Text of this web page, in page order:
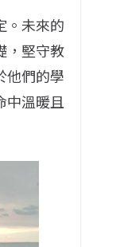
。未來的
，堅守教
他們的學
中溫暖且